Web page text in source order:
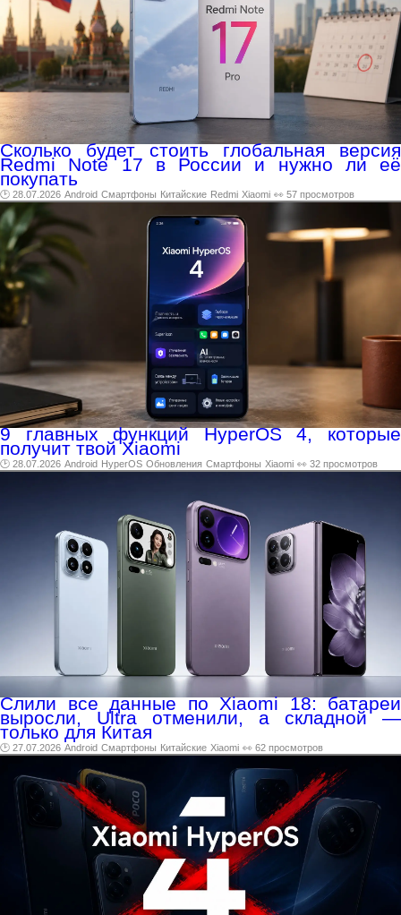
Сколько будет стоить глобальная версия
Redmi Note 17 в России и нужно ли её
покупать
🕑 28.07.2026 Android Смартфоны Китайские Redmi Xiaomi 👀 57 просмотров
9 главных функций HyperOS 4, которые
получит твой Xiaomi
🕑 28.07.2026 Android HyperOS Обновления Смартфоны Xiaomi 👀 32 просмотров
Слили все данные по Xiaomi 18: батареи
выросли, Ultra отменили, а складной —
только для Китая
🕑 27.07.2026 Android Смартфоны Китайские Xiaomi 👀 62 просмотров